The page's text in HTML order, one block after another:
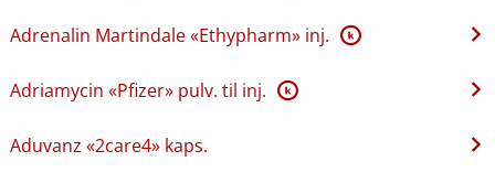
Adrenalin Martindale «Ethypharm» inj. K
Adriamycin «Pfizer» pulv. til inj. K
Aduvanz «2care4» kaps.